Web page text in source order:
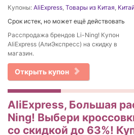
Купоны: AliExpress, Товары из Китая,
Срок истек, но может ещё действовать
Расспродажа брендов Li-Ning! Купон
AliExpress (АлиЭкспресс) на скидку в
магазин.
Открыть купон
AliExpress, Большая
Ning! Выбери
со скидкой до 63%!